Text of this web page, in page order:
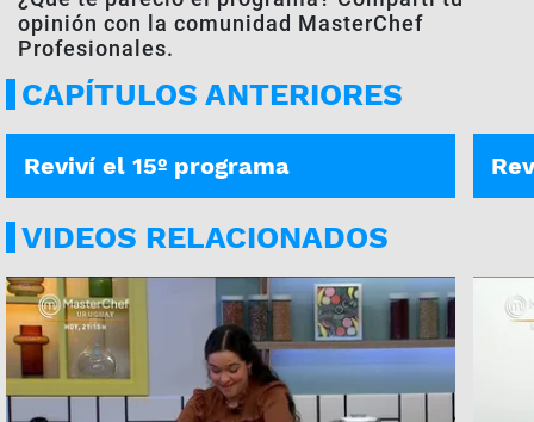
opinión con la comunidad MasterChef
Profesionales.
CAPÍTULOS ANTERIORES
PROGRAMA COMPLETO
Reviví el 15º programa
VIDEOS RELACIONADOS